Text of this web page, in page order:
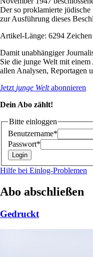
Der so proklamierte
zur Ausführung dieses
Artikel-Länge: 6294 Zeichen
Damit unabhängiger
Sie die junge Welt mit
allen Analysen, Reportagen
Jetzt junge Weltabonnieren
Dein Abo zählt!
Bitte einloggen
Benutzername*
Passwort*
Hilfe bei Einlog-Problemen
Abo abschließen
Gedruckt